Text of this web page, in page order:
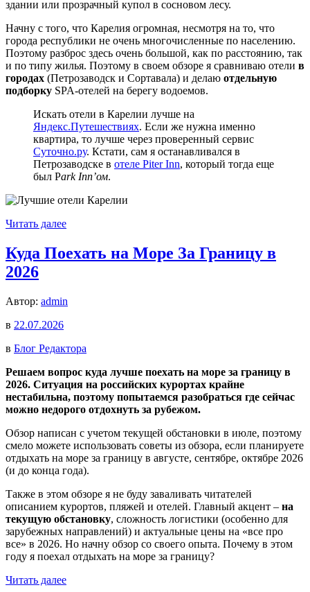
здании или прозрачный купол в сосновом лесу.
Начну с того, что Карелия огромная, несмотря на то, что
города республики не очень многочисленные по населению.
Поэтому разброс здесь очень большой, как по расстоянию, так
и по типу жилья. Поэтому в своем обзоре я сравниваю отели в
городах (Петрозаводск и Сортавала) и делаю отдельную
подборку SPA-отелей на берегу водоемов.
Искать отели в Карелии лучше на
Яндекс.Путешествиях. Если же нужна именно
квартира, то лучше через проверенный сервис
Суточно.ру. Кстати, сам я останавливался в
Петрозаводске в отеле Piter Inn, который тогда еще
был Park Inn’ом.
Читать далее
Куда Поехать на Море За Границу в
2026
Автор: admin
в 22.07.2026
в Блог Редактора
Решаем вопрос куда лучше поехать на море за границу в
2026. Ситуация на российских курортах крайне
нестабильна, поэтому попытаемся разобраться где сейчас
можно недорого отдохнуть за рубежом.
Обзор написан с учетом текущей обстановки в июле, поэтому
смело можете использовать советы из обзора, если планируете
отдыхать на море за границу в августе, сентябре, октябре 2026
(и до конца года).
Также в этом обзоре я не буду заваливать читателей
описанием курортов, пляжей и отелей. Главный акцент – на
текущую обстановку, сложность логистики (особенно для
зарубежных направлений) и актуальные цены на «все про
все» в 2026. Но начну обзор со своего опыта. Почему в этом
году я поехал отдыхать на море за границу?
Читать далее